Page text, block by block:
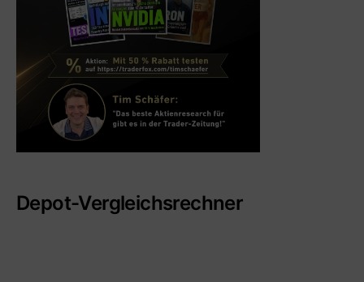
Depot-Vergleichsrechner